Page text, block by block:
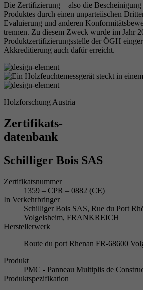
Die Zertifizierung – also die
Produktes durch einen unparteiischen
Evaluierung und anderen
trennen. Zu diesem Zweck wurde im Jahr
Produktzertifizierungsstelle der ÖGH
Akkreditierung auch dafür erreicht.
Holzforschung Austria
Zertifikats-
datenbank
Schilliger Bois SAS
Zertifikatsnummer
1359 – CPR – 0882 (CE)
In Verkehrbringer
Schilliger Bois SAS, Rue du Port
Volgelsheim, FRANKREICH
Herstellerwerk
Route du port Rhenan FR-68600
Produkt
PMC - Panneau Multiplis de
Produktspezifikation